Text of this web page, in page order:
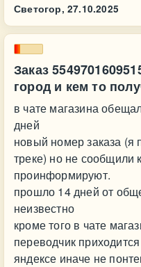
Светогор, 27.10.2025
Заказ
город и кем то
в чате магазина
дней
новый номер заказа (я
треке) но не сообщили
проинформируют.
прошло 14 дней от
неизвестно
кроме того в чате
переводчик
яндексе иначе не